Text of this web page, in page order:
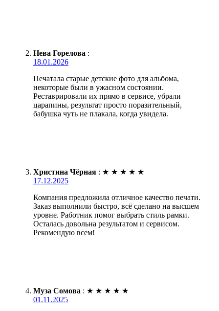
Нева Горелова :
18.01.2026
Печатала старые детские фото для альбома,
некоторые были в ужасном состоянии.
Реставрировали их прямо в сервисе, убрали
царапины, результат просто поразительный,
бабушка чуть не плакала, когда увидела.
Христина Чёрная : ★ ★ ★ ★ ★
17.12.2025
Компания предложила отличное качество печати.
Заказ выполнили быстро, всё сделано на высшем
уровне. Работник помог выбрать стиль рамки.
Осталась довольна результатом и сервисом.
Рекомендую всем!
Муза Сомова : ★ ★ ★ ★ ★
01.11.2025